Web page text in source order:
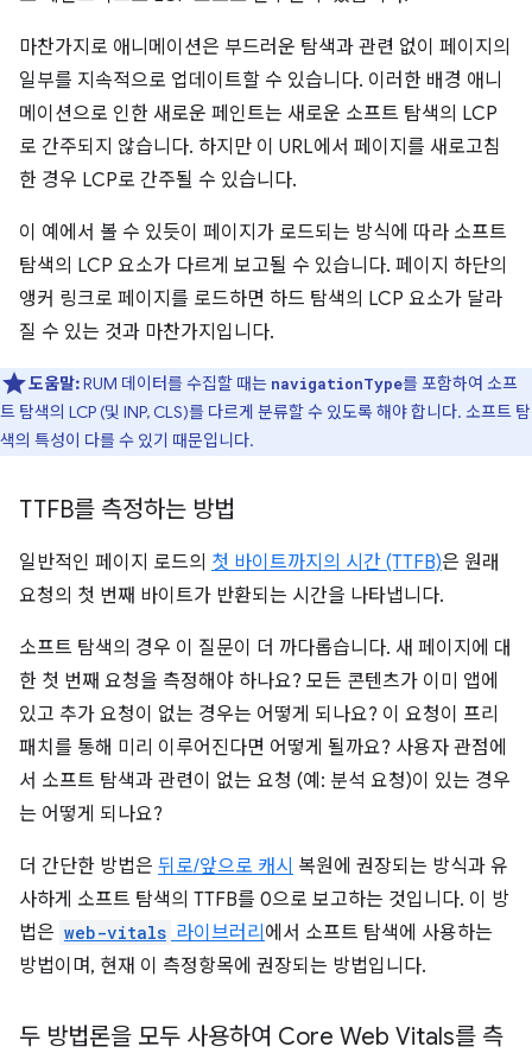
마찬가지로 애니메이션은 부드러운 탐색과 관련 없이 페이지의
일부를 지속적으로 업데이트할 수 있습니다. 이러한 배경 애니
메이션으로 인한 새로운 페인트는 새로운 소프트 탐색의 LCP
로 간주되지 않습니다. 하지만 이 URL에서 페이지를 새로고침
한 경우 LCP로 간주될 수 있습니다.
이 예에서 볼 수 있듯이 페이지가 로드되는 방식에 따라 소프트
탐색의 LCP 요소가 다르게 보고될 수 있습니다. 페이지 하단의
앵커 링크로 페이지를 로드하면 하드 탐색의 LCP 요소가 달라
질 수 있는 것과 마찬가지입니다.
도움말:RUM 데이터를 수집할 때는 navigationType를 포함하여 소프
트 탐색의 LCP (및 INP, CLS)를 다르게 분류할 수 있도록 해야 합니다. 소프트 탐
색의 특성이 다를 수 있기 때문입니다.
TTFB를 측정하는 방법
일반적인 페이지 로드의 첫 바이트까지의 시간 (TTFB)은 원래
요청의 첫 번째 바이트가 반환되는 시간을 나타냅니다.
소프트 탐색의 경우 이 질문이 더 까다롭습니다. 새 페이지에 대
한 첫 번째 요청을 측정해야 하나요? 모든 콘텐츠가 이미 앱에
있고 추가 요청이 없는 경우는 어떻게 되나요? 이 요청이 프리
패치를 통해 미리 이루어진다면 어떻게 될까요? 사용자 관점에
서 소프트 탐색과 관련이 없는 요청 (예: 분석 요청)이 있는 경우
는 어떻게 되나요?
더 간단한 방법은 뒤로/앞으로 캐시 복원에 권장되는 방식과 유
사하게 소프트 탐색의 TTFB를 0으로 보고하는 것입니다. 이 방
법은 web-vitals 라이브러리 에서 소프트 탐색에 사용하는
방법이며, 현재 이 측정항목에 권장되는 방법입니다.
두 방법론을 모두 사용하여 Core Web Vitals를 측